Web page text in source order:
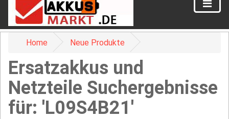
Home Neue Produkte
Ersatzakkus und
Netzteile Suchergebnisse
für: 'L09S4B21'